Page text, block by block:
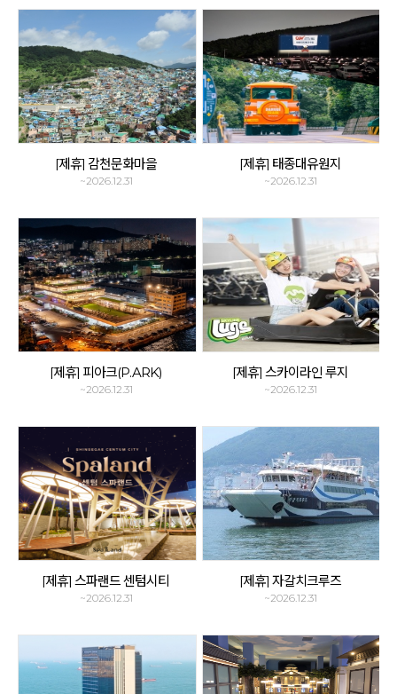
[제휴] 감천문화마을
~2026.12.31
[제휴] 태종대유원지
~2026.12.31
[제휴] 피아크(P.ARK)
~2026.12.31
[제휴] 스카이라인 루지
~2026.12.31
[제휴] 스파랜드 센텀시티
~2026.12.31
[제휴] 자갈치크루즈
~2026.12.31